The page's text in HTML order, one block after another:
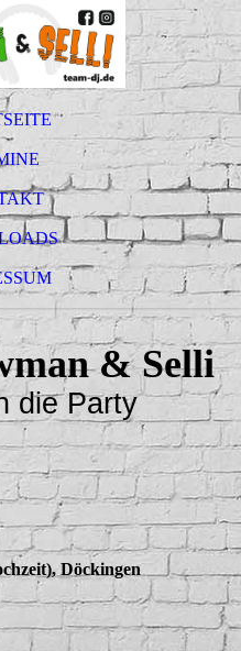
& Selli
die Party
Döckingen